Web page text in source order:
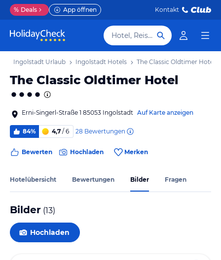
% Deals App öffnen Kontakt
Hotel, Reiseziel
Ingolstadt Urlaub Ingolstadt Hotels The Classic Oldtimer Hotel
The Classic Oldtimer Hotel
Erni-Singerl-Straße 1 85053 Ingolstadt Auf Karte anzeigen
84% 4,7 / 6 28 Bewertungen
Bewerten Hochladen Merken
Hotelübersicht Bewertungen Bilder Fragen
Bilder (13)
Hochladen